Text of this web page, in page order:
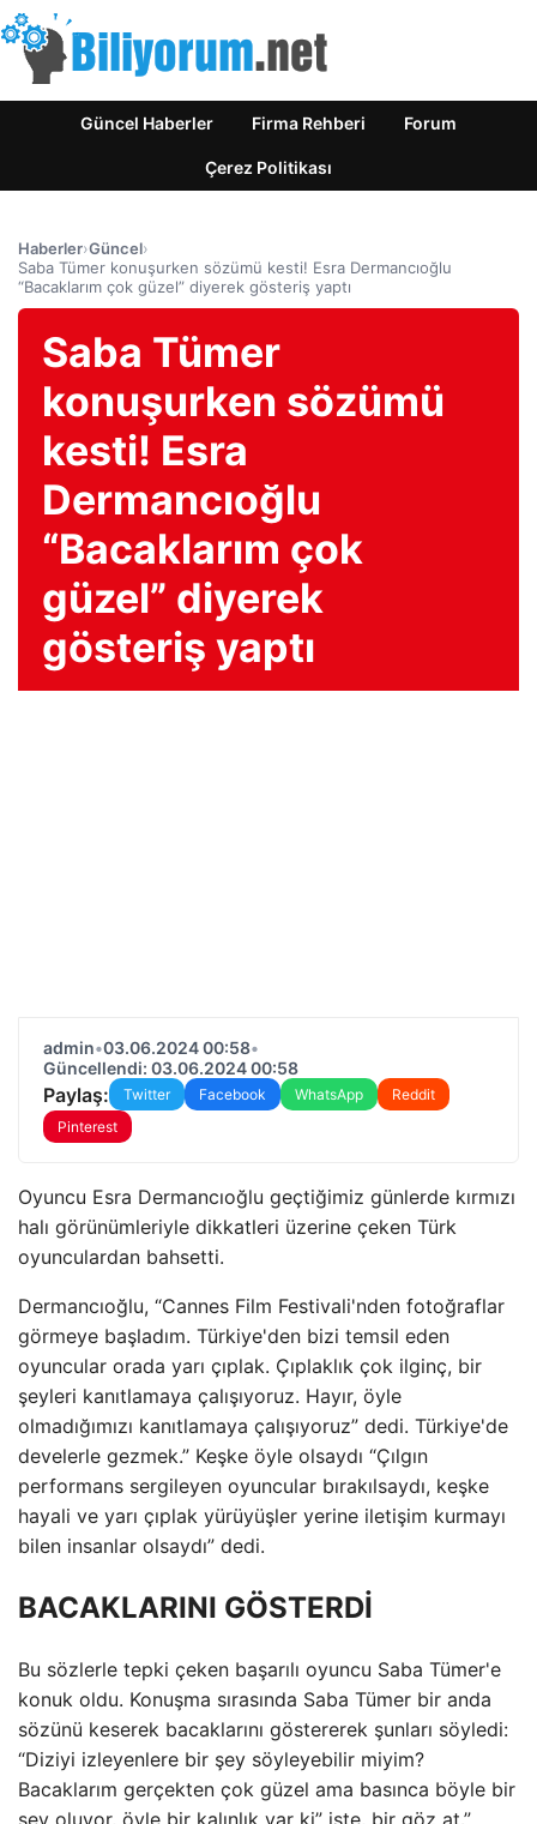
Güncel Haberler Firma Rehberi Forum
Çerez Politikası
Haberler›Güncel›
Saba Tümer konuşurken sözümü kesti! Esra Dermancıoğlu
“Bacaklarım çok güzel” diyerek gösteriş yaptı
Saba Tümer
konuşurken sözümü
kesti! Esra
Dermancıoğlu
“Bacaklarım çok
güzel” diyerek
gösteriş yaptı
admin•03.06.2024 00:58•
Güncellendi: 03.06.2024 00:58
Paylaş: Twitter Facebook WhatsApp
Reddit
Pinterest
Oyuncu Esra Dermancıoğlu geçtiğimiz günlerde kırmızı
halı görünümleriyle dikkatleri üzerine çeken Türk
oyunculardan bahsetti.
Dermancıoğlu, “Cannes Film Festivali'nden fotoğraflar
görmeye başladım. Türkiye'den bizi temsil eden
oyuncular orada yarı çıplak. Çıplaklık çok ilginç, bir
şeyleri kanıtlamaya çalışıyoruz. Hayır, öyle
olmadığımızı kanıtlamaya çalışıyoruz” dedi. Türkiye'de
develerle gezmek.” Keşke öyle olsaydı “Çılgın
performans sergileyen oyuncular bırakılsaydı, keşke
hayali ve yarı çıplak yürüyüşler yerine iletişim kurmayı
bilen insanlar olsaydı” dedi.
BACAKLARINI GÖSTERDİ
Bu sözlerle tepki çeken başarılı oyuncu Saba Tümer'e
konuk oldu. Konuşma sırasında Saba Tümer bir anda
sözünü keserek bacaklarını göstererek şunları söyledi:
“Diziyi izleyenlere bir şey söyleyebilir miyim?
Bacaklarım gerçekten çok güzel ama basınca böyle bir
şey oluyor, öyle bir kalınlık var ki” işte, bir göz at.”